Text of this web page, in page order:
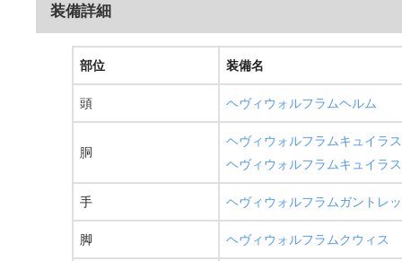
装備詳細
部位 装備名
頭 ヘヴィウォルフラムヘルム
胴
ヘヴィウォルフラムキュイラス
ヘヴィウォルフラムキュイラ
手 ヘヴィウォルフラムガントレ
脚 ヘヴィウォルフラムクウィス